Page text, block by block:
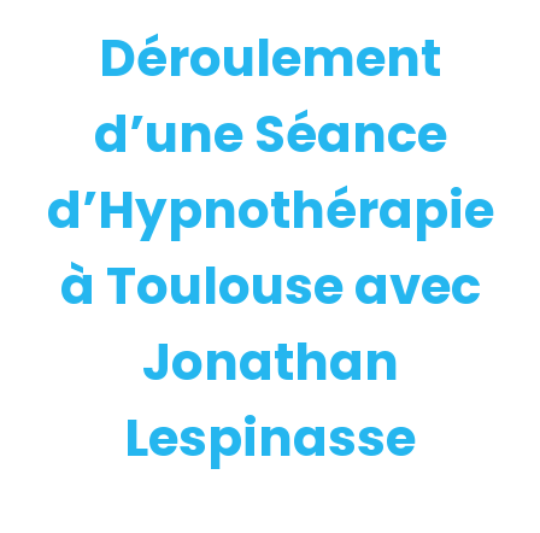
Déroulement
d’une Séance
d’Hypnothérapie
à Toulouse avec
Jonathan
Lespinasse